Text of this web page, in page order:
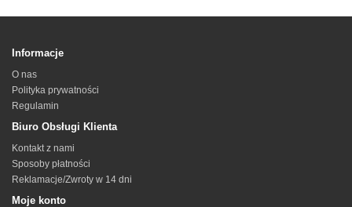
Informacje
O nas
Polityka prywatności
Regulamin
Biuro Obsługi Klienta
Kontakt z nami
Sposoby płatności
Reklamacje/Zwroty w 14 dni
Moje konto